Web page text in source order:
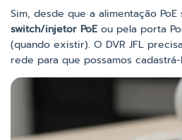
Sim, desde que a alimentação
switch/injetor PoE ou pela porta
(quando existir). O DVR JFL
rede para que possamos